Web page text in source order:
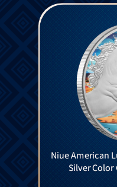
Niue American
Silver Color